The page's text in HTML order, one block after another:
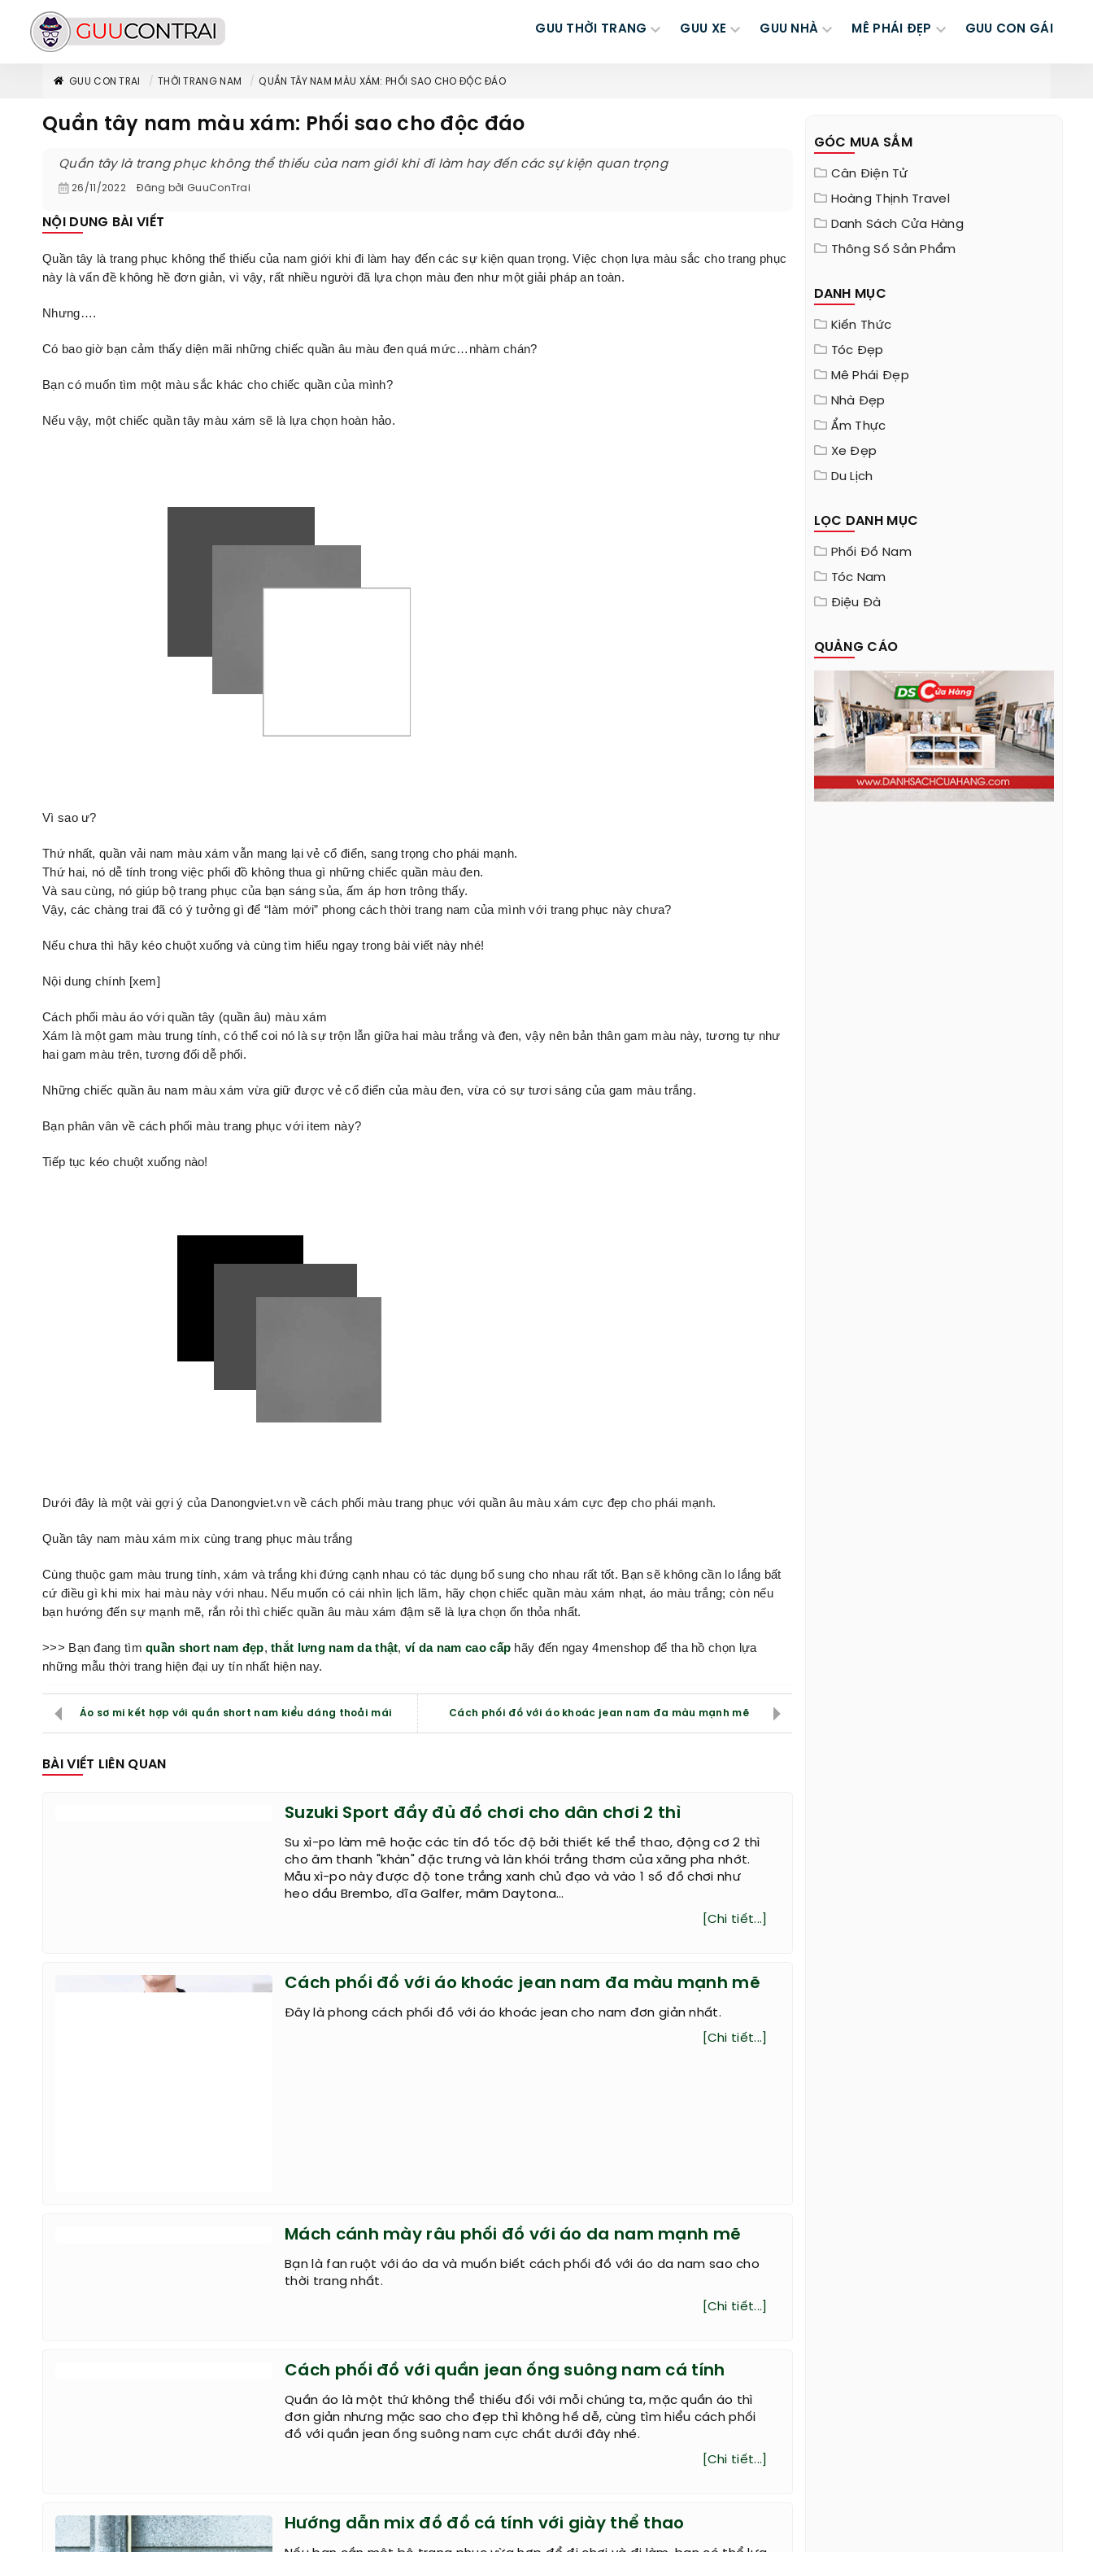
GUU THỜI TRANG GUU XE GUU NHÀ MÊ PHÁI ĐẸP GUU CON GÁI
GUU CON TRAI THỜI TRANG NAM QUẦN TÂY NAM MÀU XÁM: PHỐI SAO CHO ĐỘC ĐÁO
Quần tây nam màu xám: Phối sao cho độc đáo
Quần tây là trang phục không thể thiếu của nam giới khi đi làm hay đến các sự kiện quan trọng
26/11/2022 Đăng bởi GuuConTrai
NỘI DUNG BÀI VIẾT
Quần tây là trang phục không thể thiếu của nam giới khi đi làm hay đến các sự kiện quan trọng. Việc chọn lựa màu sắc cho trang phục
này là vấn đề không hề đơn giản, vì vậy, rất nhiều người đã lựa chọn màu đen như một giải pháp an toàn.
Nhưng….
Có bao giờ bạn cảm thấy diện mãi những chiếc quần âu màu đen quá mức…nhàm chán?
Bạn có muốn tìm một màu sắc khác cho chiếc quần của mình?
Nếu vậy, một chiếc quần tây màu xám sẽ là lựa chọn hoàn hảo.
Vì sao ư?
Thứ nhất, quần vải nam màu xám vẫn mang lại vẻ cổ điển, sang trọng cho phái mạnh.
Thứ hai, nó dễ tính trong việc phối đồ không thua gì những chiếc quần màu đen.
Và sau cùng, nó giúp bộ trang phục của bạn sáng sủa, ấm áp hơn trông thấy.
Vậy, các chàng trai đã có ý tưởng gì để “làm mới” phong cách thời trang nam của mình với trang phục này chưa?
Nếu chưa thì hãy kéo chuột xuống và cùng tìm hiểu ngay trong bài viết này nhé!
Nội dung chính [xem]
Cách phối màu áo với quần tây (quần âu) màu xám
Xám là một gam màu trung tính, có thể coi nó là sự trộn lẫn giữa hai màu trắng và đen, vậy nên bản thân gam màu này, tương tự như
hai gam màu trên, tương đối dễ phối.
Những chiếc quần âu nam màu xám vừa giữ được vẻ cổ điển của màu đen, vừa có sự tươi sáng của gam màu trắng.
Bạn phân vân về cách phối màu trang phục với item này?
Tiếp tục kéo chuột xuống nào!
Dưới đây là một vài gợi ý của Danongviet.vn về cách phối màu trang phục với quần âu màu xám cực đẹp cho phái mạnh.
Quần tây nam màu xám mix cùng trang phục màu trắng
Cùng thuộc gam màu trung tính, xám và trắng khi đứng cạnh nhau có tác dụng bổ sung cho nhau rất tốt. Bạn sẽ không cần lo lắng bất
cứ điều gì khi mix hai màu này với nhau. Nếu muốn có cái nhìn lịch lãm, hãy chọn chiếc quần màu xám nhạt, áo màu trắng; còn nếu
bạn hướng đến sự mạnh mẽ, rắn rỏi thì chiếc quần âu màu xám đậm sẽ là lựa chọn ổn thỏa nhất.
>>> Bạn đang tìmquần short nam đẹp,thắt lưng nam da thật,ví da nam cao cấp hãy đến ngay 4menshop để tha hồ chọn lựa
những mẫu thời trang hiện đại uy tín nhất hiện nay.
Áo sơ mi kết hợp với quần short nam kiểu dáng thoải mái Cách phối đồ với áo khoác jean nam đa màu mạnh mẽ
BÀI VIẾT LIÊN QUAN
Suzuki Sport đầy đủ đồ chơi cho dân chơi 2 thì
Su xì-po làm mê hoặc các tín đồ tốc độ bởi thiết kế thể thao, động cơ 2 thì
cho âm thanh "khàn" đặc trưng và làn khói trắng thơm của xăng pha nhớt.
Mẫu xì-po này được độ tone trắng xanh chủ đạo và vào 1 số đồ chơi như
heo dầu Brembo, dĩa Galfer, mâm Daytona...
[Chi tiết...]
Cách phối đồ với áo khoác jean nam đa màu mạnh mẽ
Đây là phong cách phối đồ với áo khoác jean cho nam đơn giản nhất.
Mách cánh mày râu phối đồ với áo da nam mạnh mẽ
Bạn là fan ruột với áo da và muốn biết cách phối đồ với áo da nam sao cho
Cách phối đồ với quần jean ống suông nam cá tính
GÓC MUA SẮM
Cân Điện Tử
Hoàng Thịnh Travel
Danh Sách Cửa Hàng
Thông Số Sản Phẩm
DANH MỤC
Kiến Thức
Tóc Đẹp
Mê Phái Đẹp
Nhà Đẹp
Ẩm Thực
Xe Đẹp
Du Lịch
LỌC DANH MỤC
Phối Đồ Nam
Tóc Nam
Điệu Đà
QUẢNG CÁO